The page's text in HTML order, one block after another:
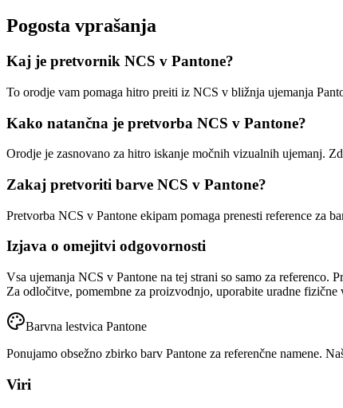
Pogosta vprašanja
Kaj je pretvornik NCS v Pantone?
To orodje vam pomaga hitro preiti iz NCS v bližnja ujemanja
Kako natančna je pretvorba NCS v Pantone?
Orodje je zasnovano za hitro iskanje močnih vizualnih ujemanj.
Zakaj pretvoriti barve NCS v Pantone?
Pretvorba NCS v Pantone ekipam pomaga prenesti reference za
Izjava o omejitvi odgovornosti
Vsa ujemanja NCS v Pantone na tej strani so samo za
Za odločitve, pomembne za proizvodnjo, uporabite uradne
Barvna lestvica Pantone
Ponujamo obsežno zbirko barv Pantone za referenčne namene.
Viri